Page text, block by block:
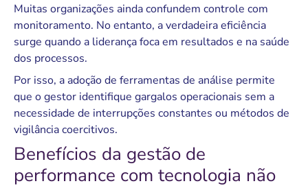
Muitas organizações ainda confundem controle com
monitoramento. No entanto, a verdadeira eficiência
surge quando a liderança foca em resultados e na saúde
dos processos.
Por isso, a adoção de ferramentas de análise permite
que o gestor identifique gargalos operacionais sem a
necessidade de interrupções constantes ou métodos de
vigilância coercitivos.
Benefícios da gestão de
performance com tecnologia não